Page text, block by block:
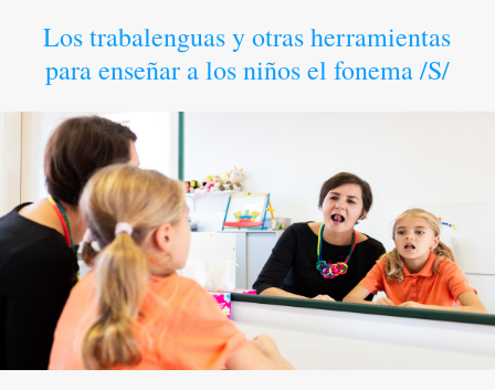
Los trabalenguas y otras herramientas
para enseñar a los niños el fonema /S/